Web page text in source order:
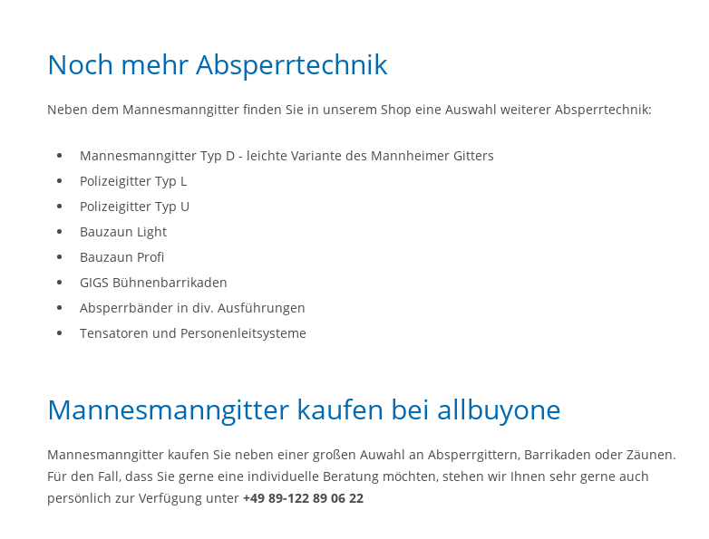
Noch mehr Absperrtechnik
Neben dem Mannesmanngitter finden Sie in unserem Shop eine Auswahl weiterer Absperrtechnik:
Mannesmanngitter Typ D - leichte Variante des Mannheimer Gitters
Polizeigitter Typ L
Polizeigitter Typ U
Bauzaun Light
Bauzaun Profi
GIGS Bühnenbarrikaden
Absperrbänder in div. Ausführungen
Tensatoren und Personenleitsysteme
Mannesmanngitter kaufen bei allbuyone
Mannesmanngitter kaufen Sie neben einer großen Auwahl an Absperrgittern, Barrikaden oder Zäunen.
Für den Fall, dass Sie gerne eine individuelle Beratung möchten, stehen wir Ihnen sehr gerne auch
persönlich zur Verfügung unter +49 89-122 89 06 22